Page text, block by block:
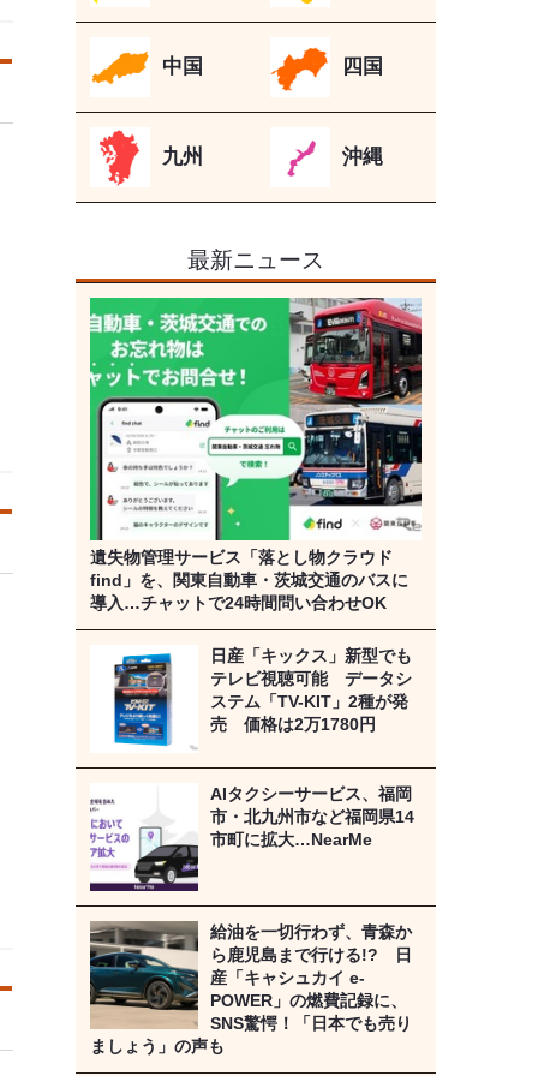
中国 四国
九州 沖縄
最新ニュース
遺失物管理サービス「落とし物クラウド
find」を、関東自動車・茨城交通のバスに
導入…チャットで24時間問い合わせOK
日産「キックス」新型でも
テレビ視聴可能 データシ
ステム「TV-KIT」2種が発
売 価格は2万1780円
AIタクシーサービス、福岡
市・北九州市など福岡県14
市町に拡大…NearMe
給油を一切行わず、青森か
ら鹿児島まで行ける!? 日
産「キャシュカイ e-
POWER」の燃費記録に、
SNS驚愕！「日本でも売り
ましょう」の声も